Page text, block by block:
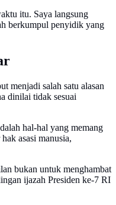
itu. Saya langsung
berkumpul penyidik yang
menjadi salah satu alasan
dinilai tidak sesuai
hal-hal yang memang
asasi manusia,
bukan untuk menghambat
ijazah Presiden ke-7 RI